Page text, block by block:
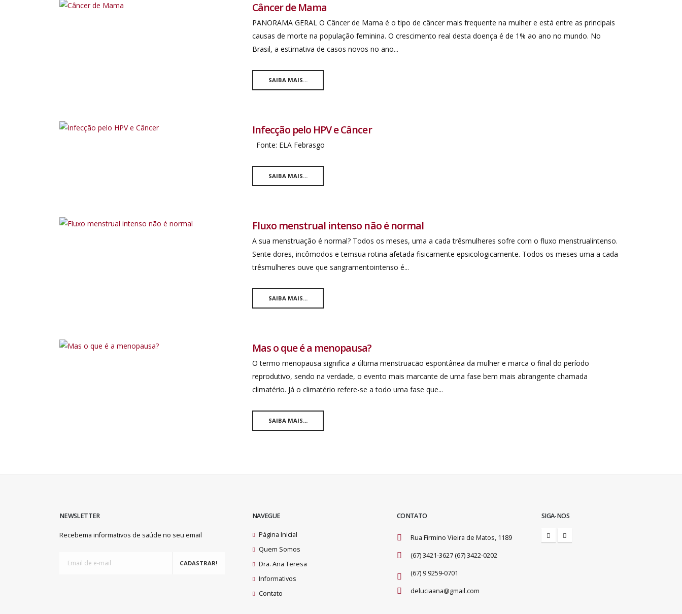
Câncer de Mama
PANORAMA GERAL O Câncer de Mama é o tipo de câncer mais frequente na mulher e está entre as principais
causas de morte na população feminina. O crescimento real desta doença é de 1% ao ano no mundo. No
Brasil, a estimativa de casos novos no ano...
SAIBA MAIS...
Infecção pelo HPV e Câncer
Fonte: ELA Febrasgo
SAIBA MAIS...
Fluxo menstrual intenso não é normal
A sua menstruação é normal? Todos os meses, uma a cada trêsmulheres sofre com o fluxo menstrualintenso.
Sente dores, incômodos e temsua rotina afetada fisicamente epsicologicamente. Todos os meses uma a cada
trêsmulheres ouve que sangramentointenso é...
SAIBA MAIS...
Mas o que é a menopausa?
O termo menopausa significa a última menstruacão espontânea da mulher e marca o final do período
reprodutivo, sendo na verdade, o evento mais marcante de uma fase bem mais abrangente chamada
climatério. Já o climatério refere-se a todo uma fase que...
SAIBA MAIS...
NEWSLETTER
Recebema informativos de saúde no seu email
CADASTRAR!
NAVEGUE
Página Inicial
Quem Somos
Dra. Ana Teresa
Informativos
Contato
CONTATO
Rua Firmino Vieira de Matos, 1189
(67) 3421-3627(67) 3422-0202
(67) 9 9259-0701
deluciaana@gmail.com
SIGA-NOS